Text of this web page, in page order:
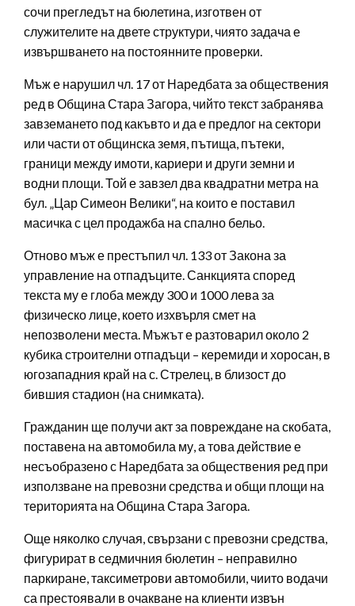
сочи прегледът на бюлетина, изготвен от
служителите на двете структури, чиято задача е
извършването на постоянните проверки.
Мъж е нарушил чл. 17 от Наредбата за обществения
ред в Община Стара Загора, чийто текст забранява
завземането под какъвто и да е предлог на сектори
или части от общинска земя, пътища, пътеки,
граници между имоти, кариери и други земни и
водни площи. Той е завзел два квадратни метра на
бул. „Цар Симеон Велики“, на които е поставил
масичка с цел продажба на спално бельо.
Отново мъж е престъпил чл. 133 от Закона за
управление на отпадъците. Санкцията според
текста му е глоба между 300 и 1000 лева за
физическо лице, което изхвърля смет на
непозволени места. Мъжът е разтоварил около 2
кубика строителни отпадъци – керемиди и хоросан, в
югозападния край на с. Стрелец, в близост до
бившия стадион (на снимката).
Гражданин ще получи акт за повреждане на скобата,
поставена на автомобила му, а това действие е
несъобразено с Наредбата за обществения ред при
използване на превозни средства и общи площи на
територията на Община Стара Загора.
Още няколко случая, свързани с превозни средства,
фигурират в седмичния бюлетин – неправилно
паркиране, таксиметрови автомобили, чиито водачи
са престоявали в очакване на клиенти извън